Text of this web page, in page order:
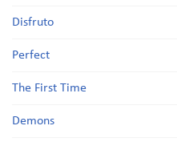
Disfruto
Perfect
The First Time
Demons